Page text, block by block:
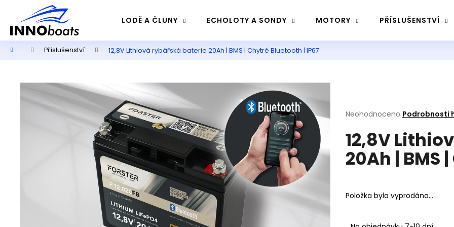
obsah
LODĚ A ČLUNY ECHOLOTY A SONDY MOTORY PŘÍSLUŠENSTVÍ
Domů Příslušenství 12,8V Lithiová rybářská baterie 20Ah | BMS | Chytré Bluetooth | IP67
Průměrné
produktu
0,0
z
Neohodnoceno Podrobnosti
12,8V
20Ah | BMS
Položka byla vyprodána…
í
Zpět
do
obchodu
Zpět
do
obchodu
Co potřebujete najít?
Doporučujeme